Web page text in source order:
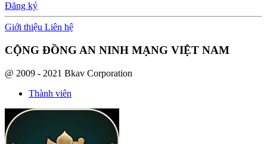
Đăng ký
Giới thiệu Liên hệ
CỘNG ĐỒNG AN NINH MẠNG VIỆT NAM
@ 2009 - 2021 Bkav Corporation
Thành viên